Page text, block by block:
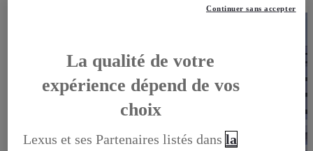
La qualité de votre
expérience dépend de vos
choix
Lexus et ses Partenaires listés dansla
Continuer sans accepter